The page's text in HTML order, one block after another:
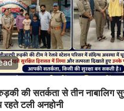
की सतर्कता से तीन नाबालिग
टली अनहोनी